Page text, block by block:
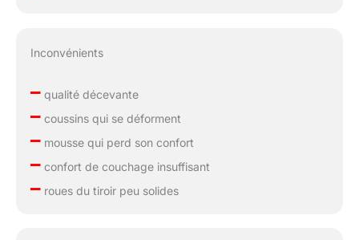
Inconvénients
–qualité décevante
–coussins qui se déforment
–mousse qui perd son confort
–confort de couchage insuffisant
–roues du tiroir peu solides